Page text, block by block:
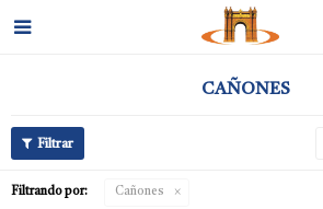

CAÑONES
Filtrando por: Cañones